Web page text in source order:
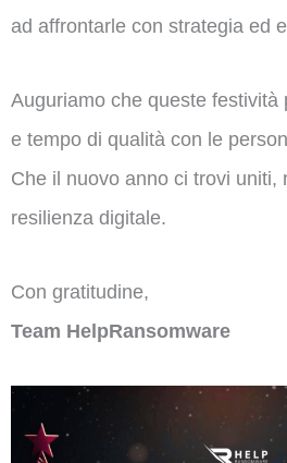
ad affrontarle con strategia ed
Auguriamo che queste festività
e tempo di qualità con le
Che il nuovo anno ci trovi uniti,
resilienza digitale.
Con gratitudine,
Team HelpRansomware